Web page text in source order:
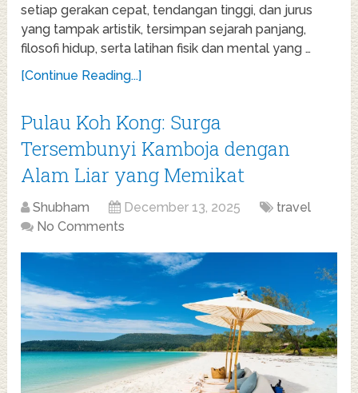
setiap gerakan cepat, tendangan tinggi, dan jurus
yang tampak artistik, tersimpan sejarah panjang,
filosofi hidup, serta latihan fisik dan mental yang …
[Continue Reading...]
Pulau Koh Kong: Surga
Tersembunyi Kamboja dengan
Alam Liar yang Memikat
Shubham December 13, 2025
travel
No Comments